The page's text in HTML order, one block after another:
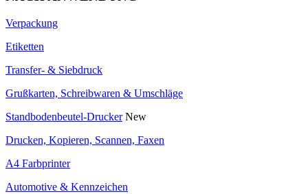
Verpackung
Etiketten
Transfer- & Siebdruck
Grußkarten, Schreibwaren & Umschläge
Standbodenbeutel-Drucker New
Drucken, Kopieren, Scannen, Faxen
A4 Farbprinter
Automotive & Kennzeichen